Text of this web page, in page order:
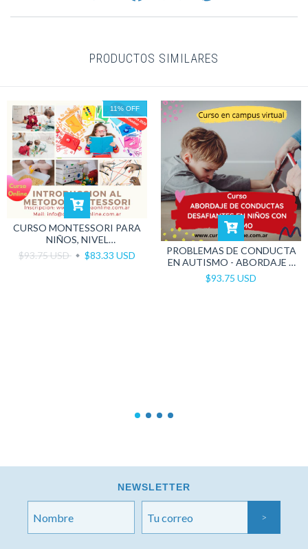
PRODUCTOS SIMILARES
11% OFF
CURSO MONTESSORI PARA
NIÑOS, NIVEL
INTRODUCTORIO
$93.75 USD $83.33 USD
PROBLEMAS DE CONDUCTA
EN AUTISMO - ABORDAJE Y
PREVENCIÓN
$93.75 USD
NEWSLETTER